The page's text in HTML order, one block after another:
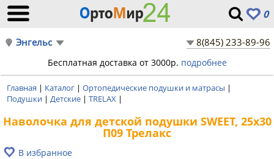
0
Энгельс 8(845) 233-89-96
Бесплатная доставка от 3000р. подробнее
Главная | Каталог | Ортопедические подушки и матрасы |
Подушки | Детские | TRELAX |
Наволочка для детской подушки SWEET, 25х30
П09 Трелакс
В избранное